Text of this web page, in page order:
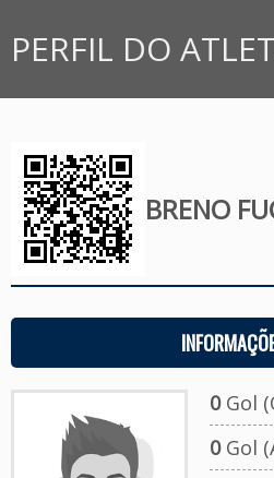
PERFIL DO
BRENO
0Gol
0Gol